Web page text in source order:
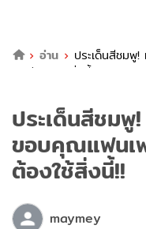
อ่าน
ประเด็นสีชมพู
ไง ว่าต้องใช้สิ่งนี้!!
ประเด็นสีชม
ขอบคุณแฟนเ
ต้องใช้สิ่งนี้!!
maymey